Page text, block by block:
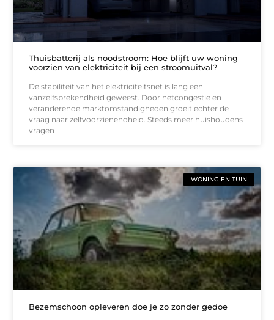
Thuisbatterij als noodstroom: Hoe blijft uw woning
voorzien van elektriciteit bij een stroomuitval?
De stabiliteit van het elektriciteitsnet is lang een
vanzelfsprekendheid geweest. Door netcongestie en
veranderende marktomstandigheden groeit echter de
vraag naar zelfvoorzienendheid. Steeds meer huishoudens
vragen
WONING EN TUIN
Bezemschoon opleveren doe je zo zonder gedoe